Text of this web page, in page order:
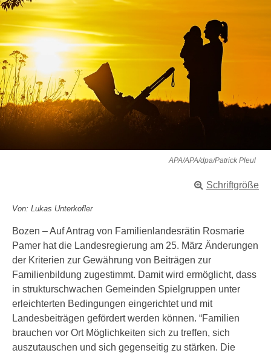
APA/APA/dpa/Patrick Pleul
Schriftgröße
Von: Lukas Unterkofler
Bozen – Auf Antrag von Familienlandesrätin Rosmarie
Pamer hat die Landesregierung am 25. März Änderungen
der Kriterien zur Gewährung von Beiträgen zur
Familienbildung zugestimmt. Damit wird ermöglicht, dass
in strukturschwachen Gemeinden Spielgruppen unter
erleichterten Bedingungen eingerichtet und mit
Landesbeiträgen gefördert werden können. “Familien
brauchen vor Ort Möglichkeiten sich zu treffen, sich
auszutauschen und sich gegenseitig zu stärken. Die